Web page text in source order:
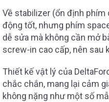
Về stabilizer (ổn định phím
động tốt, nhưng phím
dễ sửa mà không cần mở
screw-in cao cấp, nên sau
Thiết kế vật lý của
chắc chắn, mang lại cảm
không nặng như một số